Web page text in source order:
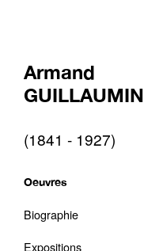
Armand
GUILLAUMIN
(1841 - 1927)
Oeuvres
Biographie
Expositions